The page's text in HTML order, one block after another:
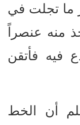
ما تجلت في
منه عنصراً
فيه فأتقن
أن الخط